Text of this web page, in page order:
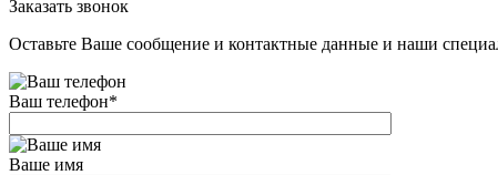
Заказать звонок
Оставьте Ваше сообщение и контактные данные и наши
Ваш телефон*
Ваше имя